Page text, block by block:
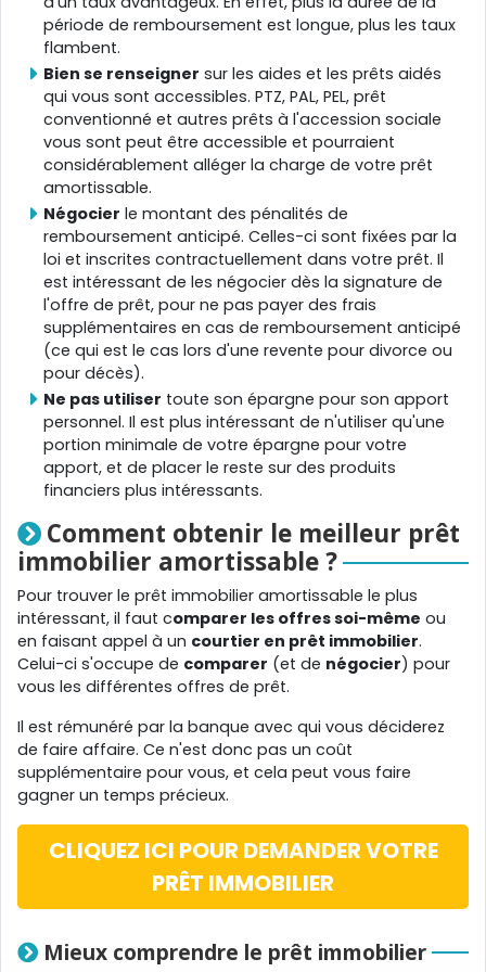
période de remboursement est longue, plus les taux
flambent.
Bien se renseigner sur les aides et les prêts aidés
qui vous sont accessibles. PTZ, PAL, PEL, prêt
conventionné et autres prêts à l'accession sociale
vous sont peut être accessible et pourraient
considérablement alléger la charge de votre prêt
amortissable.
Négocier le montant des pénalités de
remboursement anticipé. Celles-ci sont fixées par la
loi et inscrites contractuellement dans votre prêt. Il
est intéressant de les négocier dès la signature de
l'offre de prêt, pour ne pas payer des frais
supplémentaires en cas de remboursement anticipé
(ce qui est le cas lors d'une revente pour divorce ou
pour décès).
Ne pas utiliser toute son épargne pour son apport
personnel. Il est plus intéressant de n'utiliser qu'une
portion minimale de votre épargne pour votre
apport, et de placer le reste sur des produits
financiers plus intéressants.
Comment obtenir le meilleur prêt
immobilier amortissable ?
Pour trouver le prêt immobilier amortissable le plus
intéressant, il faut comparer les offres soi-même ou
en faisant appel à un courtier en prêt immobilier.
Celui-ci s'occupe de comparer (et de négocier) pour
vous les différentes offres de prêt.
Il est rémunéré par la banque avec qui vous déciderez
de faire affaire. Ce n'est donc pas un coût
supplémentaire pour vous, et cela peut vous faire
gagner un temps précieux.
CLIQUEZ ICI POUR DEMANDER VOTRE
PRÊT IMMOBILIER
Mieux comprendre le prêt immobilier